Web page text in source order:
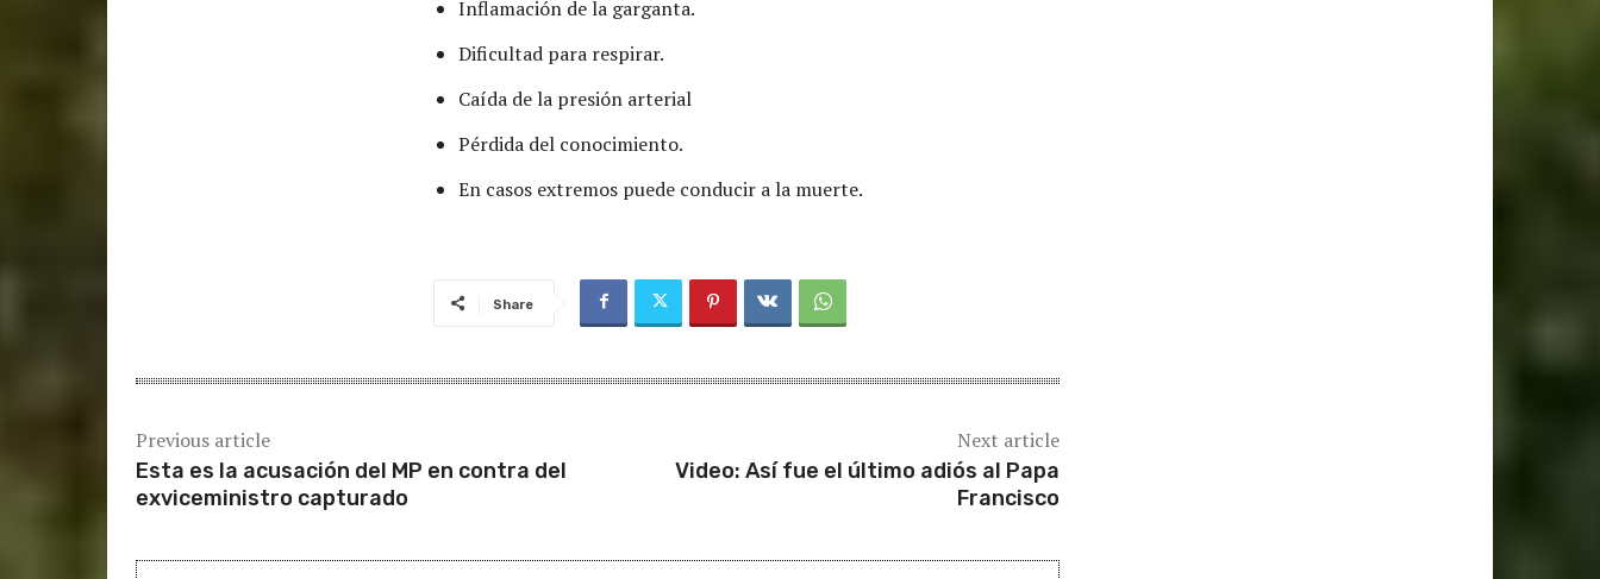
Inflamación de la garganta.
Dificultad para respirar.
Caída de la presión arterial
Pérdida del conocimiento.
En casos extremos puede conducir a la muerte.
Share
Previous article
Esta es la acusación del MP en contra del
exviceministro capturado
Next article
Video: Así fue el último adiós al Papa
Francisco